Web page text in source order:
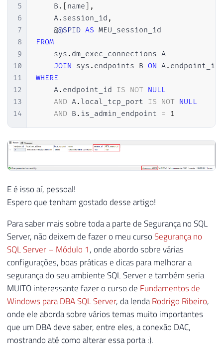
5
6
7
8
9
10
11
12
13
14
    B
. name
,
    A
. session_id ,
    @
@SPID AS
FROM
    sys
. dm_exec_connections A
JOIN sys . endpoints B ON A.
WHERE
    A
. endpoint_id IS NOT NULL
AND A. local_tcp_port IS NOT NULL
AND B . is_admin_endpoint = 1
E é isso aí, pessoal!
Espero que tenham gostado desse artigo!
Para saber mais sobre toda a parte de Segurança no SQL
Server, não deixem de fazer o meu cursoSegurança no
SQL Server – Módulo 1, onde abordo sobre várias
configurações, boas práticas e dicas para melhorar a
segurança do seu ambiente SQL Server e também seria
MUITO interessante fazer o curso de Fundamentos de
Windows para DBA SQL Server, da lendaRodrigo Ribeiro,
onde ele aborda sobre vários temas muito importantes
que um DBA deve saber, entre eles, a conexão DAC,
mostrando até como alterar essa porta :).